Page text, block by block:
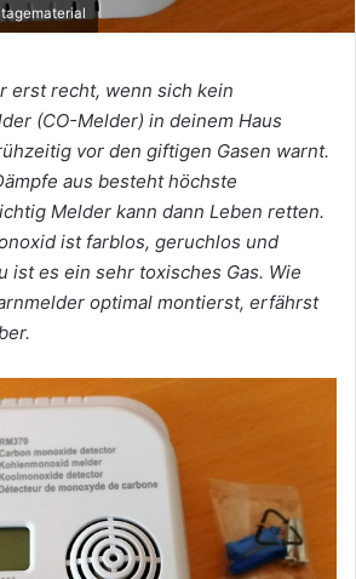
erst recht, wenn sich kein
(CO-Melder) in deinem Haus
vor den giftigen Gasen warnt.
aus besteht höchste
Melder kann dann Leben retten.
ist farblos, geruchlos und
ist es ein sehr toxisches Gas. Wie
optimal montierst, erfährst